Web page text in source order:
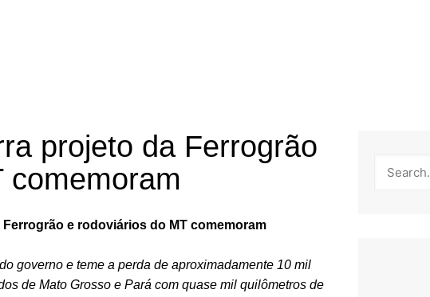
projeto da Ferrogrão
comemoram
e rodoviários do MT comemoram
governo e teme a perda de aproximadamente 10 mil
de Mato Grosso e Pará com quase mil quilômetros de